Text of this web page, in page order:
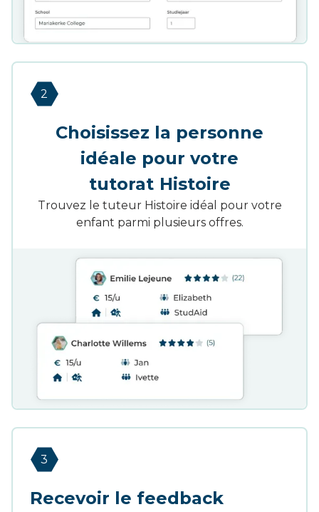
2
Choisissez la personne
idéale pour votre
tutorat Histoire
Trouvez le tuteur Histoire idéal pour votre
enfant parmi plusieurs offres.
3
Recevoir le feedback